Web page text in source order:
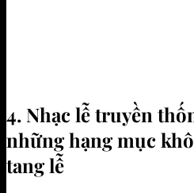
4. Nhạc lễ truyền
những hạng mục
tang lễ